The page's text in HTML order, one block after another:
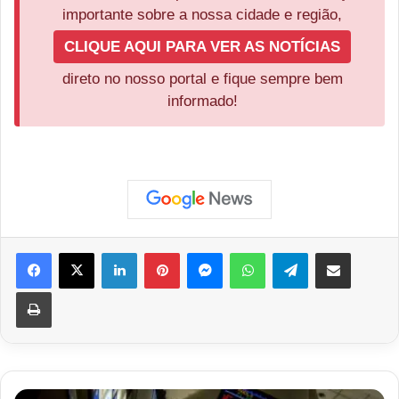
importante sobre a nossa cidade e região,
CLIQUE AQUI PARA VER AS NOTÍCIAS
direto no nosso portal e fique sempre bem
informado!
Facebook
X LinkedinPinterestMessengerWhatsAppTelegramCompartilhar via e-mail
Imprimir